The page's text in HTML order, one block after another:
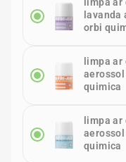
lavanda
orbi
limpa
quimica
limpa
quimica